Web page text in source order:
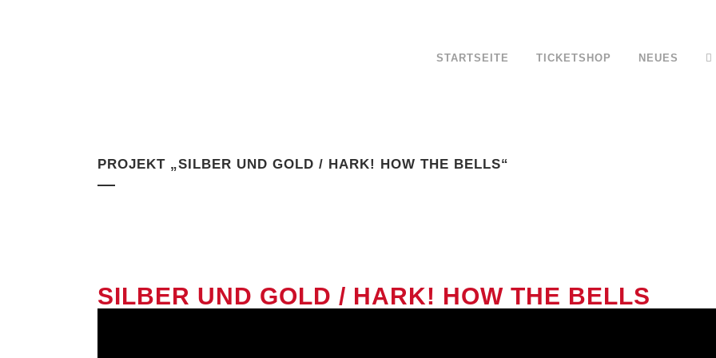
STARTSEITE TICKETSHOP NEUES
PROJEKT „SILBER UND GOLD / HARK! HOW THE BELLS“
SILBER UND GOLD / HARK! HOW THE BELLS